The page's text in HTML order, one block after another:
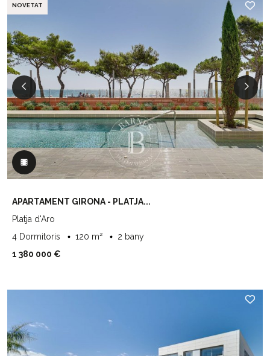
NOVETAT
APARTAMENT GIRONA - PLATJA...
Platja d'Aro
4 Dormitoris
120 m²
2 bany
1 380 000 €